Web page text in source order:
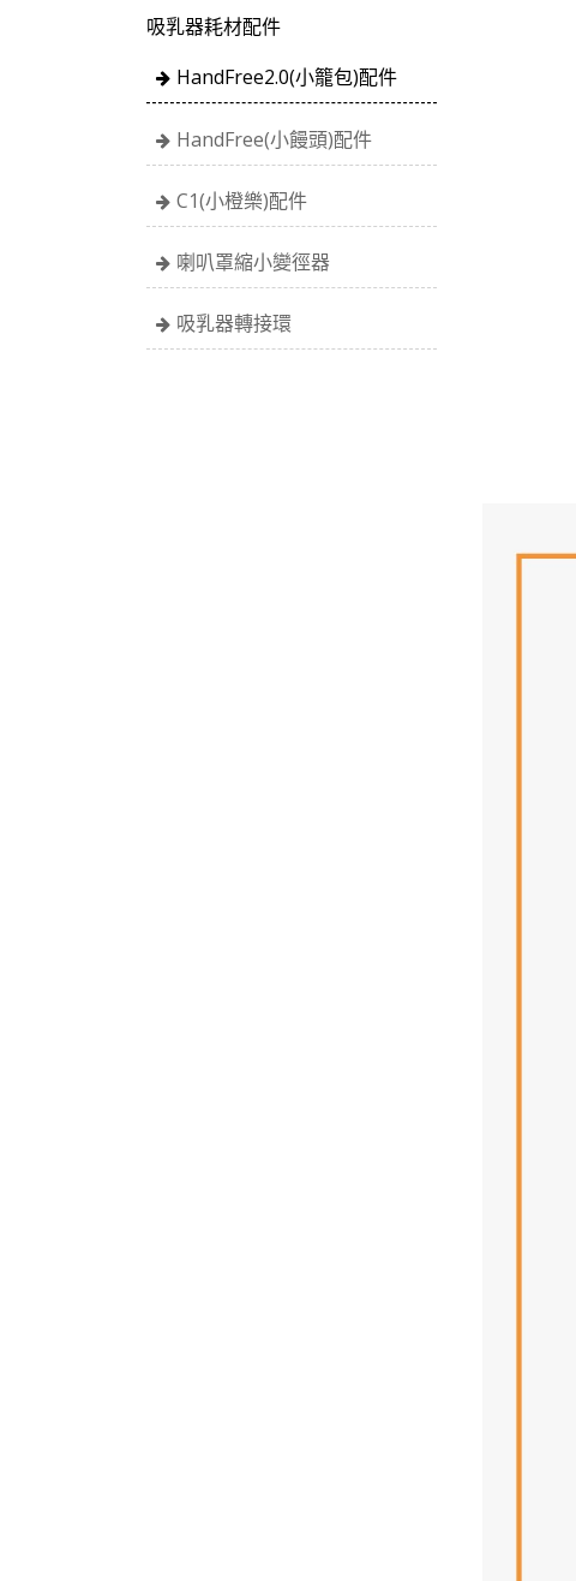
吸乳器耗材配件
HandFree2.0(小籠包)配件
HandFree(小饅頭)配件
C1(小橙樂)配件
喇叭罩縮小變徑器
吸乳器轉接環